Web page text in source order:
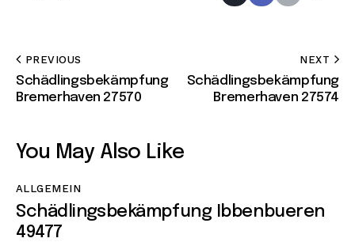
PREVIOUS
Schädlingsbekämpfung
Bremerhaven 27570
NEXT
Schädlingsbekämpfung
Bremerhaven 27574
You May Also Like
ALLGEMEIN
Schädlingsbekämpfung Ibbenbueren
49477